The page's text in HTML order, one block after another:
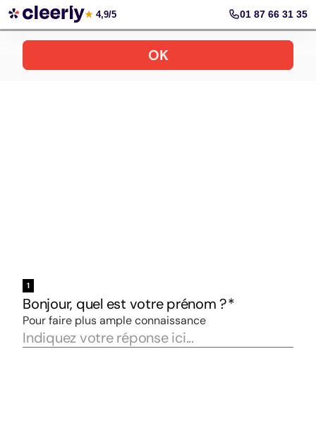
Votre simulation gratuite et personnalisée
★ 4,9/5 01 87 66 31 35